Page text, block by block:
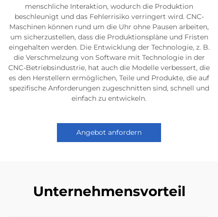
menschliche Interaktion, wodurch die Produktion
beschleunigt und das Fehlerrisiko verringert wird. CNC-
Maschinen können rund um die Uhr ohne Pausen arbeiten,
um sicherzustellen, dass die Produktionspläne und Fristen
eingehalten werden. Die Entwicklung der Technologie, z. B.
die Verschmelzung von Software mit Technologie in der
CNC-Betriebsindustrie, hat auch die Modelle verbessert, die
es den Herstellern ermöglichen, Teile und Produkte, die auf
spezifische Anforderungen zugeschnitten sind, schnell und
einfach zu entwickeln.
Angebot anfordern
Unternehmensvorteil